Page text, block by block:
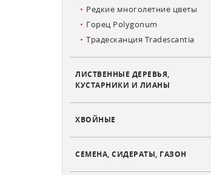
Редкие многолетние цветы
Горец Polygonum
Традесканция Tradescantia
ЛИСТВЕННЫЕ ДЕРЕВЬЯ,
КУСТАРНИКИ И ЛИАНЫ
ХВОЙНЫЕ
СЕМЕНА, СИДЕРАТЫ, ГАЗОН